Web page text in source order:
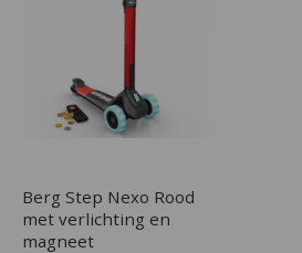
Berg Step Nexo Rood
met verlichting en
magneet